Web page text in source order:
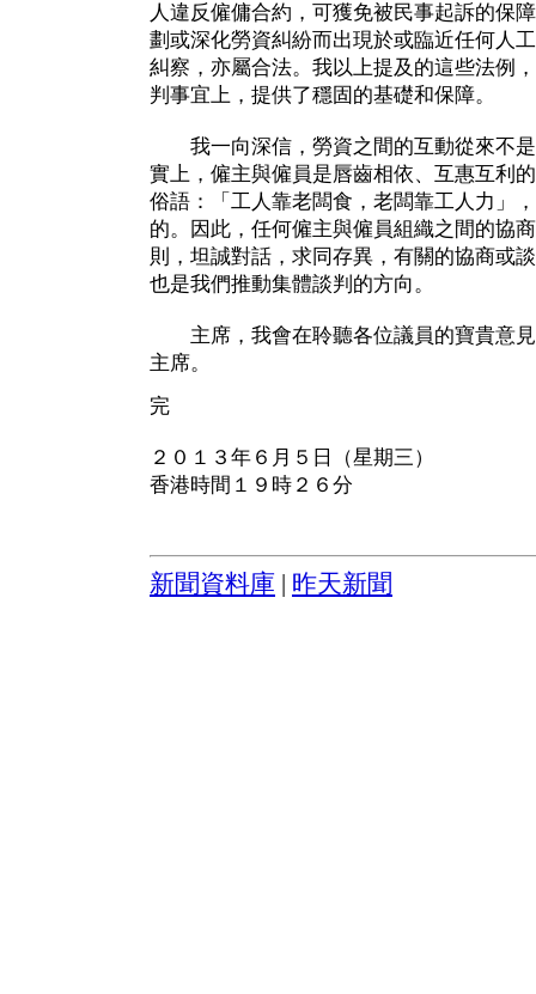
人違反僱傭合約，可獲免被民事起訴的保
劃或深化勞資糾紛而出現於或臨近任何人
糾察，亦屬合法。我以上提及的這些法例
判事宜上，提供了穩固的基礎和保障。
我一向深信，勞資之間的互動從來不是
實上，僱主與僱員是唇齒相依、互惠互利
俗語：「工人靠老闆食，老闆靠工人力」
的。因此，任何僱主與僱員組織之間的協
則，坦誠對話，求同存異，有關的協商或
也是我們推動集體談判的方向。
主席，我會在聆聽各位議員的寶貴意見
主席。
完
２０１３年６月５日（星期三）
香港時間１９時２６分
新聞資料庫 昨天新聞